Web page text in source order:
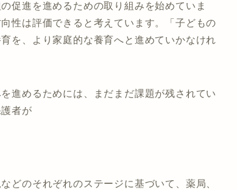
促進を進めるための取り組みを始めていま
性は評価できると考えています。「子どもの
を、より家庭的な養育へと進めていかなけれ
進めるためには、まだまだ課題が残されてい
者が
どのそれぞれのステージに基づいて、薬局、